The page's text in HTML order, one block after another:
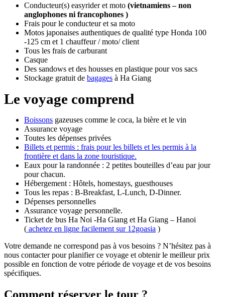
Conducteur(s) easyrider et moto (vietnamiens – non
anglophones ni francophones )
Frais pour le conducteur et sa moto
Motos japonaises authentiques de qualité type Honda 100
-125 cm et 1 chauffeur / moto/ client
Tous les frais de carburant
Casque
Des sandows et des housses en plastique pour vos sacs
Stockage gratuit de bagages à Ha Giang
Le voyage comprend
Boissons gazeuses comme le coca, la bière et le vin
Assurance voyage
Toutes les dépenses privées
Billets et permis : frais pour les billets et les permis à la
frontière et dans la zone touristique.
Eaux pour la randonnée : 2 petites bouteilles d’eau par jour
pour chacun.
Hébergement : Hôtels, homestays, guesthouses
Tous les repas : B-Breakfast, L-Lunch, D-Dinner.
Dépenses personnelles
Assurance voyage personnelle.
Ticket de bus Ha Noi -Ha Giang et Ha Giang – Hanoi
( achetez en ligne facilement sur 12goasia )
Votre demande ne correspond pas à vos besoins ? N’hésitez pas à
nous contacter pour planifier ce voyage et obtenir le meilleur prix
possible en fonction de votre période de voyage et de vos besoins
spécifiques.
Comment réserver le tour ?